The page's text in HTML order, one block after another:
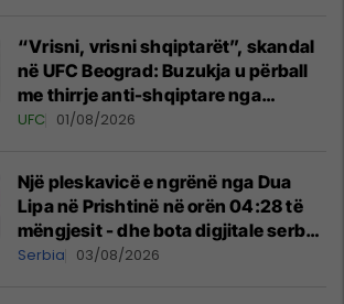
“Vrisni, vrisni shqiptarët”, skandal
në UFC Beograd: Buzukja u përball
me thirrje anti-shqiptare nga
tribunat
UFC 01/08/2026
Një pleskavicë e ngrënë nga Dua
Lipa në Prishtinë në orën 04:28 të
mëngjesit - dhe bota digjitale serbe
shpall gjendjen e luftës
Serbia 03/08/2026